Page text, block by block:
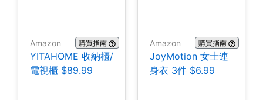
Amazon 購買指南
YITAHOME 收納櫃/
電視櫃 $89.99
Amazon 購買指南
JoyMotion 女士連
身衣 3件 $6.99